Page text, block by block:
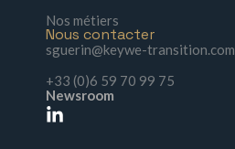
Nos métiers
Nous contacter
sguerin@keywe-transition.com
+33 (0)6 59 70 99 75
Newsroom